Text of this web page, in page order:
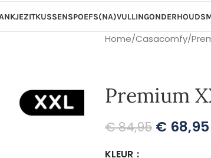
ZITKUSSENSPOEFS(NA)VULLING
Home/Casacomfy/
Premium
€84,95 €68,95
KLEUR